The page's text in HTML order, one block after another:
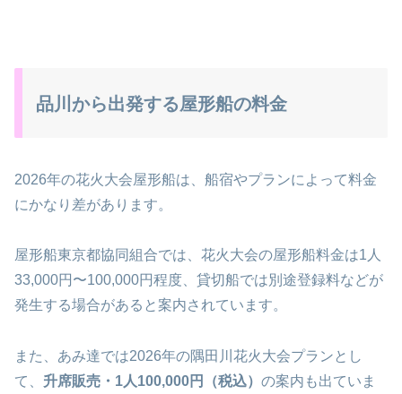
品川から出発する屋形船の料金
2026年の花火大会屋形船は、船宿やプランによって料金
にかなり差があります。
屋形船東京都協同組合では、花火大会の屋形船料金は1人
33,000円〜100,000円程度、貸切船では別途登録料などが
発生する場合があると案内されています。
また、あみ達では2026年の隅田川花火大会プランとし
て、 升席販売・1人100,000円（税込） の案内も出ていま